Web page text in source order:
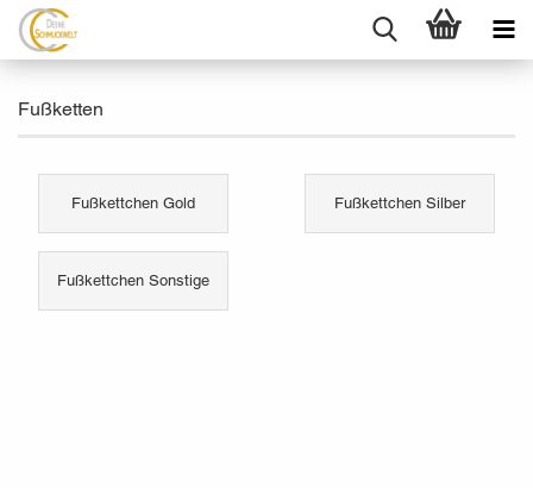
Fußketten
Fußkettchen Gold Fußkettchen Silber
Fußkettchen Sonstige